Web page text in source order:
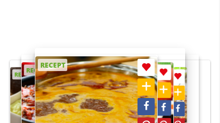
RECEPT
RECEPT
RECEPT
RECEPT
RECEPT